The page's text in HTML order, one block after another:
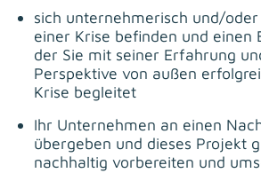
sich unternehmerisch und/
einer Krise befinden und einen
der Sie mit seiner Erfahrung
Perspektive von außen
Krise begleitet
Ihr Unternehmen an einen
übergeben und dieses Projekt
nachhaltig vorbereiten und